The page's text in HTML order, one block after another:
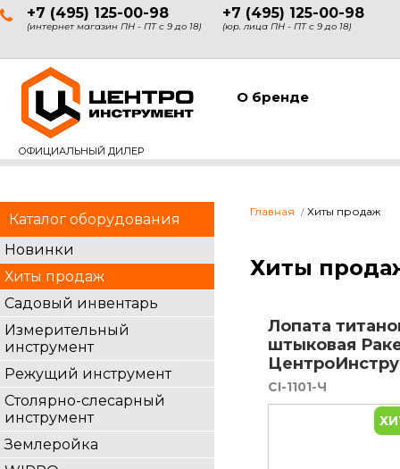
+7 (495) 125-00-98
(интернет магазин ПН - ПТ с 9 до 18)
+7 (495) 125-00-98
(юр. лица ПН - ПТ с 9 до 18)
ОФИЦИАЛЬНЫЙ ДИЛЕР
О бренде
Каталог оборудования
Новинки
Хиты продаж
Садовый инвентарь
Измерительный
инструмент
Режущий инструмент
Столярно-слесарный
инструмент
Землеройка
Главная Хиты продаж
Хиты
Лопата
штыковая
CI-1101-Ч